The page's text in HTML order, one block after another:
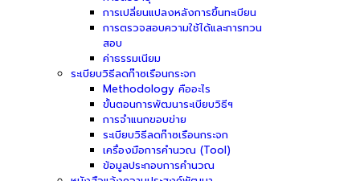
การเปลี่ยนแปลงหลังการขึ้นทะเบียน
การตรวจสอบความใช้ได้และการทวน
สอบ
ค่าธรรมเนียม
ระเบียบวิธีลดก๊าซเรือนกระจก
Methodology คืออะไร
ขั้นตอนการพัฒนาระเบียบวิธีฯ
การจำแนกขอบข่าย
ระเบียบวิธีลดก๊าซเรือนกระจก
เครื่องมือการคำนวณ (Tool)
ข้อมูลประกอบการคำนวณ